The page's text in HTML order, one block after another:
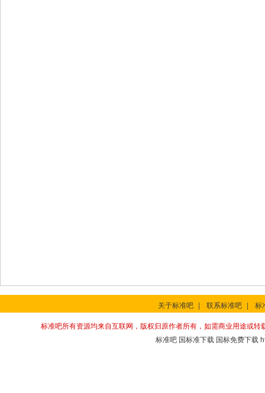
关于标准吧 联系标准吧 标
标准吧所有资源均来自互联网，版权归原作者所有，如需商业用途或
标准吧 国标准下载 国标免费下载